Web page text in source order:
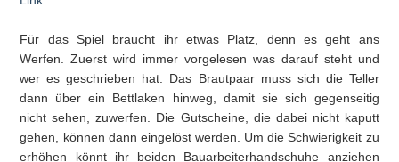
Für das Spiel braucht ihr etwas Platz, denn es geht ans
Werfen. Zuerst wird immer vorgelesen was darauf steht und
wer es geschrieben hat. Das Brautpaar muss sich die Teller
dann über ein Bettlaken hinweg, damit sie sich gegenseitig
nicht sehen, zuwerfen. Die Gutscheine, die dabei nicht kaputt
gehen, können dann eingelöst werden. Um die Schwierigkeit zu
erhöhen könnt ihr beiden Bauarbeiterhandschuhe anziehen